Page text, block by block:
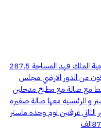
للبيع فيلا ديبلوكس بالحي السادس ضاحية الملك فهد المساحة 287.5
العمر 8 سنوات تتكون من الدور الارضي مجلس
مع صالة مع مطبخ مدخلين
و الرئيسيه معها صالة صغيره
غرفتين نوم وحده ماستر